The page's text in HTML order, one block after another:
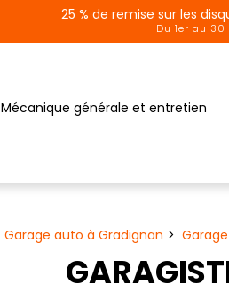
25 % de remise sur les
Du 1er au
Mécanique générale et entretien
Garage auto à Gradignan